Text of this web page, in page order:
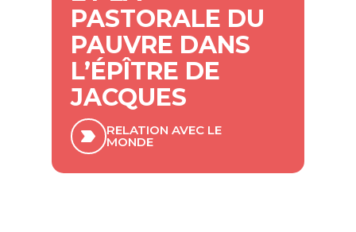
PASTORALE DU
PAUVRE DANS
L’ÉPÎTRE DE
JACQUES
RELATION AVEC LE
MONDE